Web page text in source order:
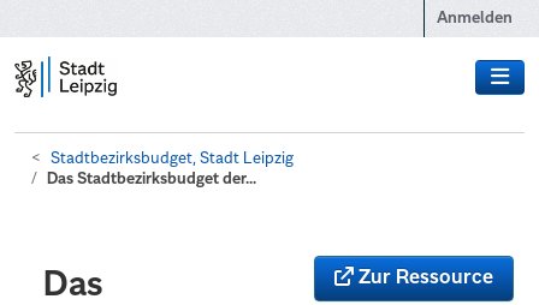
Anmelden
Stadtbezirksbudget, Stadt Leipzig
Das Stadtbezirksbudget der...
Zur Ressource
Das